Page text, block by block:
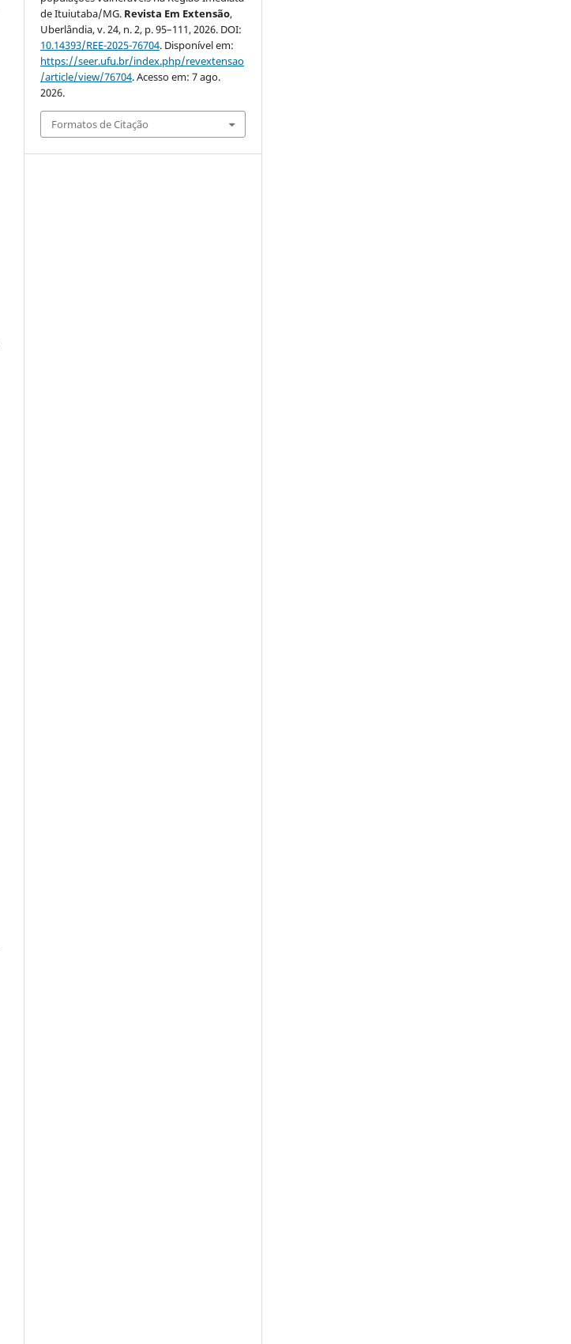
de Ituiutaba/MG. Revista Em Extensão,
Uberlândia, v. 24, n. 2, p. 95–111, 2026. DOI:
10.14393/REE-2025-76704. Disponível em:
https://seer.ufu.br/index.php/revextensao
/article/view/76704. Acesso em: 7 ago.
2026.
Formatos de Citação